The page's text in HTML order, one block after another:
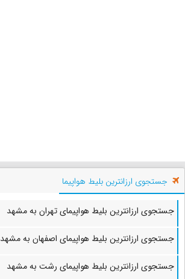
جستجوی ارزانترین بلیط هواپیما
جستجوی ارزانترین بلیط هواپیمای تهران به مشهد
جستجوی ارزانترین بلیط هواپیمای اصفهان به مشهد
جستجوی ارزانترین بلیط هواپیمای رشت به مشهد